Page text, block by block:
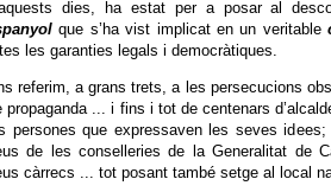
dies, ha estat per a posar al
que s’ha vist implicat en un veritable
les garanties legals i democràtiques.
referim, a grans trets, a les persecucions
propaganda ... i fins i tot de centenars
persones que expressaven les seves
de les conselleries de la Generalitat de
càrrecs ... tot posant també setge al local